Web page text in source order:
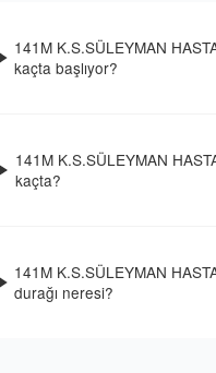
141M K.S.SÜLEYMAN
kaçta başlıyor?
141M K.S.SÜLEYMAN
kaçta?
141M K.S.SÜLEYMAN
durağı neresi?